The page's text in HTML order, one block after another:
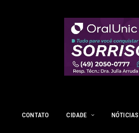
CONTATO CIDADE NÓTICIAS